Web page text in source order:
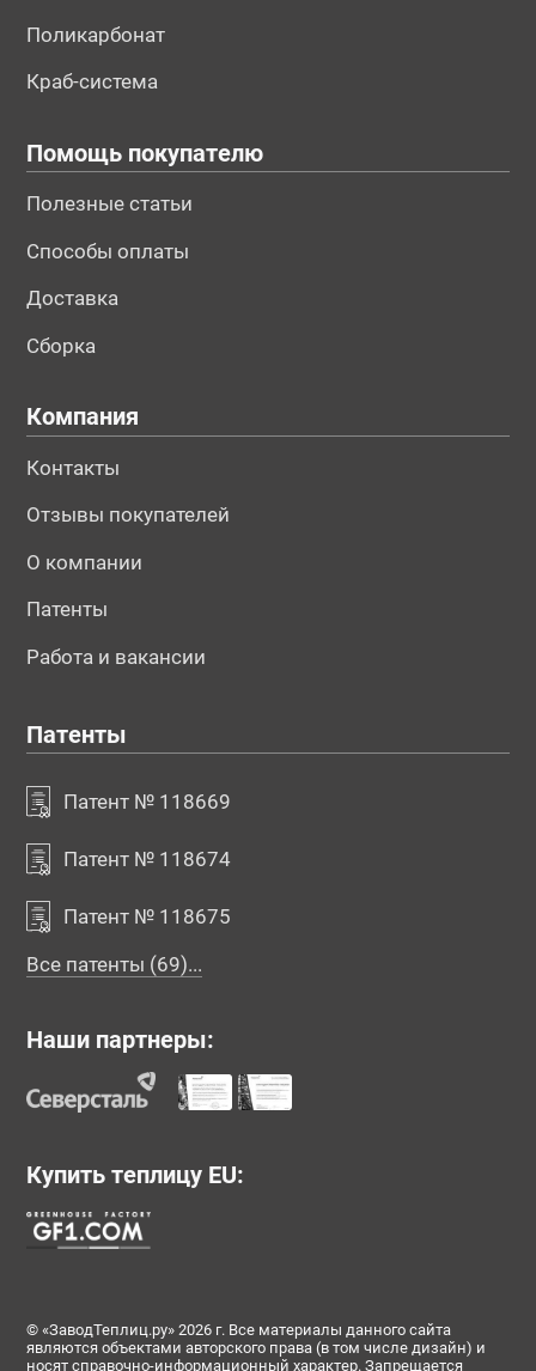
Поликарбонат
Краб-система
Помощь покупателю
Полезные статьи
Способы оплаты
Доставка
Сборка
Компания
Контакты
Отзывы покупателей
О компании
Патенты
Работа и вакансии
Патенты
Патент № 118669
Патент № 118674
Патент № 118675
Все патенты (69)...
Наши партнеры:
Купить теплицу EU:
© «ЗаводТеплиц.ру» 2026 г. Все материалы данного сайта
являются объектами авторского права (в том числе дизайн) и
носят справочно-информационный характер. Запрещается